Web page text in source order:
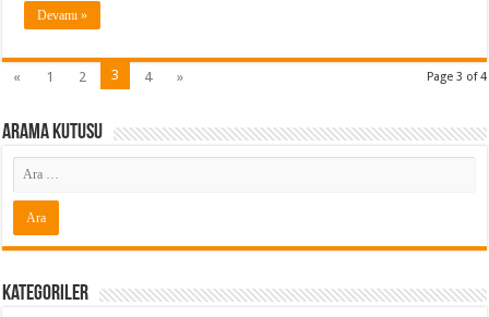
Devamı »
Page 3 of 4
« 1 2 3 4 »
Arama Kutusu
Kategoriler